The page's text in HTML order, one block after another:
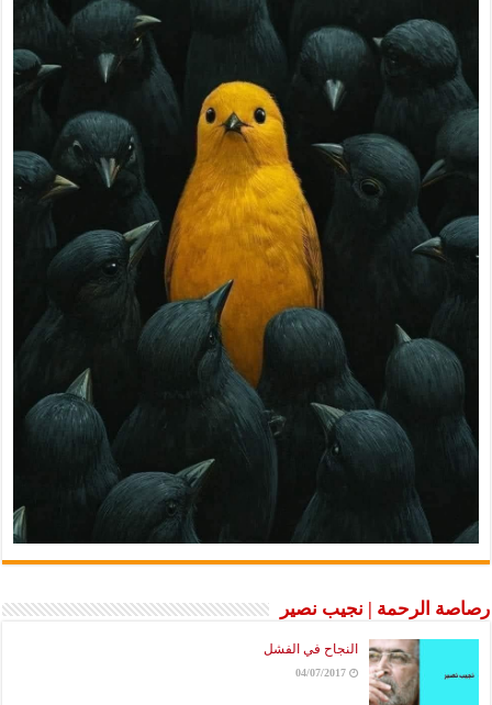
رصاصة الرحمة | نجيب نصير
النجاح في الفشل
04/07/2017